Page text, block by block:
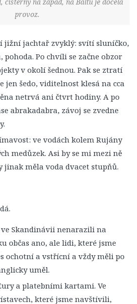
cisterny na západ, na Baltu je docela
provoz.
jižní jachtař zvyklý: svítí sluníčko,
Po chvíli se začne obzor
v okolí šednou. Pak se ztratí
jen šedo, viditelnost klesá na cca
netrvá ani čtvrt hodiny. A po
abrakadabra, závoj se zvedne
ve vodách kolem Rujány
medůzek. Asi by se mi mezi ně
jinak měla voda dvacet stupňů.
Skandinávii nenarazili na
občas ano, ale lidi, které jsme
ochotní a vstřícní a vždy měli po
uměl.
a platebními kartami. Ve
které jsme navštívili,